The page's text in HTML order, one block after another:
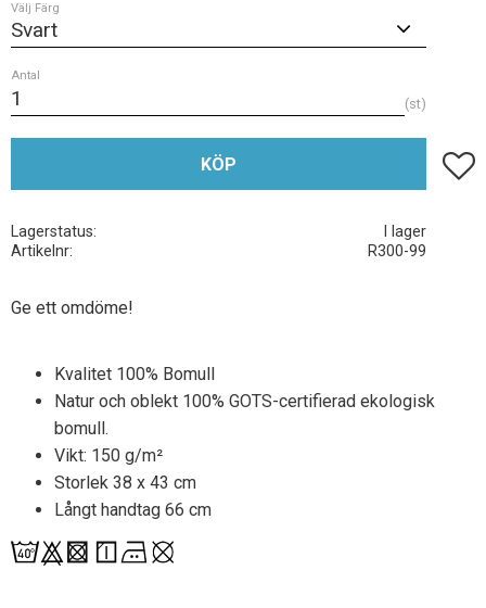
Välj Färg
Antal
st
KÖP Lägg
Lagerstatus
I lager
Artikelnr
R300-99
Ge ett omdöme!
Kvalitet 100% Bomull
Natur och oblekt 100% GOTS-certifierad ekologisk
bomull.
Vikt: 150 g/m²
Storlek 38 x 43 cm
Långt handtag 66 cm